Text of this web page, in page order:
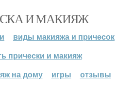
И МАКИЯЖ
виды макияжа и причесок
прически и макияж
на дому
игры отзывы